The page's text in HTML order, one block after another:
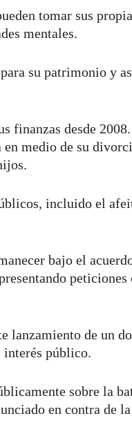
tomar sus
mentales.
su patrimonio y
finanzas desde
en medio de su
incluido el
bajo el
peticiones
lanzamiento de un
interés público.
sobre la
en contra de